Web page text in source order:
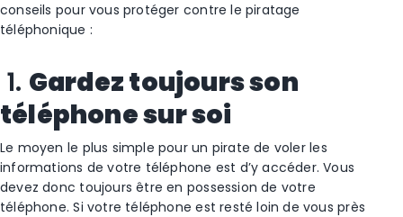
conseils pour vous protéger contre le piratage
téléphonique :
1. Gardez toujours son
téléphone sur soi
Le moyen le plus simple pour un pirate de voler les
informations de votre téléphone est d’y accéder. Vous
devez donc toujours être en possession de votre
téléphone. Si votre téléphone est resté loin de vous près